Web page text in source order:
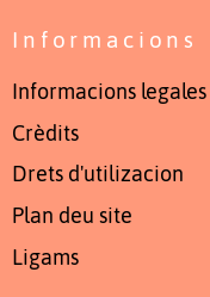
Informacions
Informacions legales
Crèdits
Drets d'utilizacion
Plan deu site
Ligams